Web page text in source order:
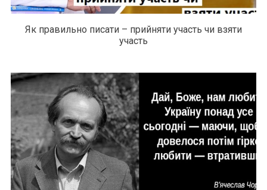
Як правильно писати – прийняти участь чи взяти
участь